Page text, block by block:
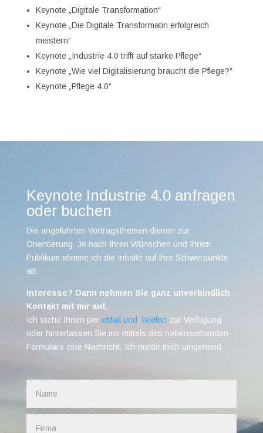
Keynote „Digitale Transformation“
Keynote „Die Digitale Transformatin erfolgreich
meistern“
Keynote „Industrie 4.0 trifft auf starke Pflege“
Keynote „Wie viel Digitalisierung braucht die Pflege?“
Keynote „Pflege 4.0“
Keynote Industrie 4.0 anfragen
oder buchen
Die angeführten Vortragsthemen dienen zur
Orientierung. Je nach Ihren Wünschen und Ihrem
Publikum stimme ich die Inhalte auf Ihre Schwerpunkte
ab.
Interesse? Dann nehmen Sie ganz unverbindlich
Kontakt mit mir auf.
Ich stehe Ihnen per eMail und Telefon zur Verfügung
oder hinterlassen Sie mir mittels des nebenstehenden
Formulars eine Nachricht. Ich melde mich umgehend.